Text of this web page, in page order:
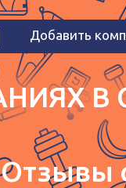
Добавить
В
Отзывы